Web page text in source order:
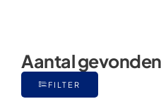
Aantal
FILTER